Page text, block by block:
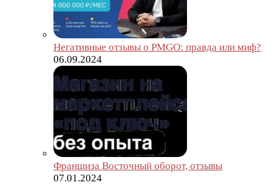
Негативные отзывы о PMGO: правда или миф?
06.09.2024
Франшиза Восточный оборот, отзывы
07.01.2024